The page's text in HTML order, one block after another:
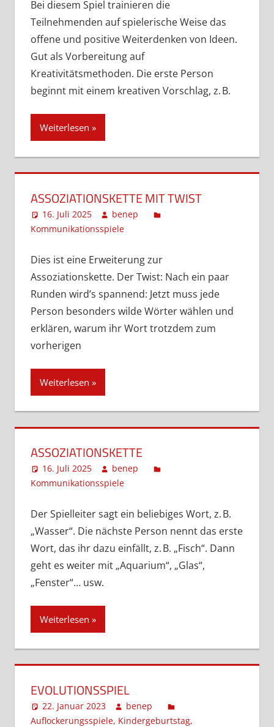
Bei diesem Spiel trainieren die
Teilnehmenden auf spielerische Weise das
offene und positive Weiterdenken von Ideen.
Gut als Vorbereitung auf
Kreativitätsmethoden. Die erste Person
beginnt mit einem kreativen Vorschlag, z. B.
Weiterlesen
ASSOZIATIONSKETTE MIT TWIST
16. Juli 2025
benep
Kommunikationsspiele
Dies ist eine Erweiterung zur
Assoziationskette. Der Twist: Nach ein paar
Runden wird’s spannend: Jetzt muss jede
Person besonders wilde Wörter wählen und
erklären, warum ihr Wort trotzdem zum
vorherigen
Weiterlesen
ASSOZIATIONSKETTE
16. Juli 2025
benep
Kommunikationsspiele
Der Spielleiter sagt ein beliebiges Wort, z. B.
„Wasser“. Die nächste Person nennt das erste
Wort, das ihr dazu einfällt, z. B. „Fisch“. Dann
geht es weiter mit „Aquarium“, „Glas“,
„Fenster“… usw.
Weiterlesen
EVOLUTIONSSPIEL
22. Januar 2023
benep
Auflockerungsspiele, Kindergeburtstag,